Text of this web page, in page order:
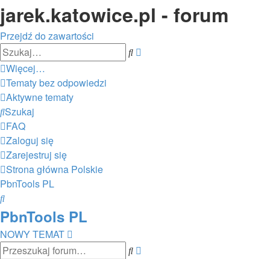
jarek.katowice.pl - forum
Przejdź do zawartości
Szukaj
Więcej…
Tematy bez odpowiedzi
Aktywne tematy
Szukaj
FAQ
Zaloguj się
Zarejestruj się
Strona główna Polskie
PbnTools PL
Szukaj
PbnTools PL
NOWY TEMAT
Szukaj